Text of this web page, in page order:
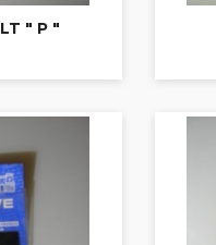
" P "